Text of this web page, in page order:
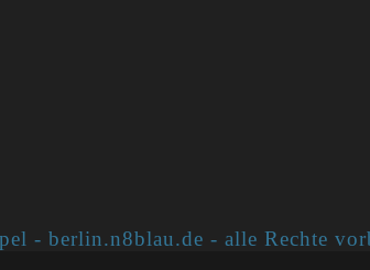
- berlin.n8blau.de - alle Rechte